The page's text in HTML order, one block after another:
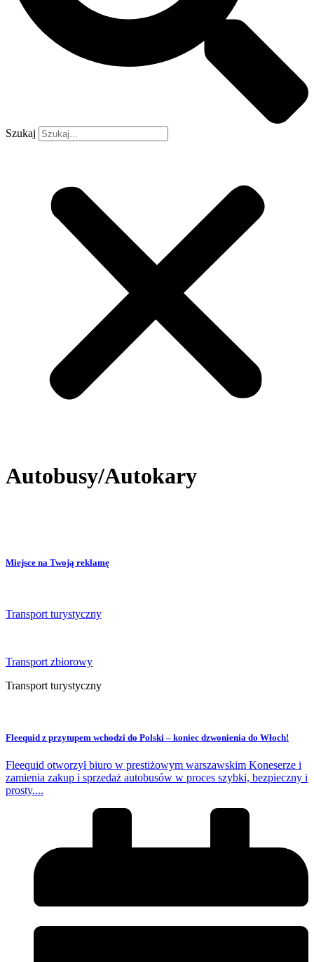
Szukaj
Autobusy/Autokary
Miejsce na Twoją reklamę
Transport turystyczny
Transport zbiorowy
Transport turystyczny
Fleequid z przytupem wchodzi do Polski – koniec dzwonienia do Włoch!
Fleequid otworzył biuro w prestiżowym warszawskim Koneserze i
zamienia zakup i sprzedaż autobusów w proces szybki, bezpieczny i
prosty....